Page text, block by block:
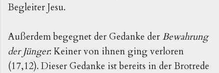
Begleiter Jesu.
Außerdem begegnet der Gedanke derBewahrung
der Jünger: Keiner von ihnen ging verloren
(17,12). Dieser Gedanke ist bereits in der Brotrede